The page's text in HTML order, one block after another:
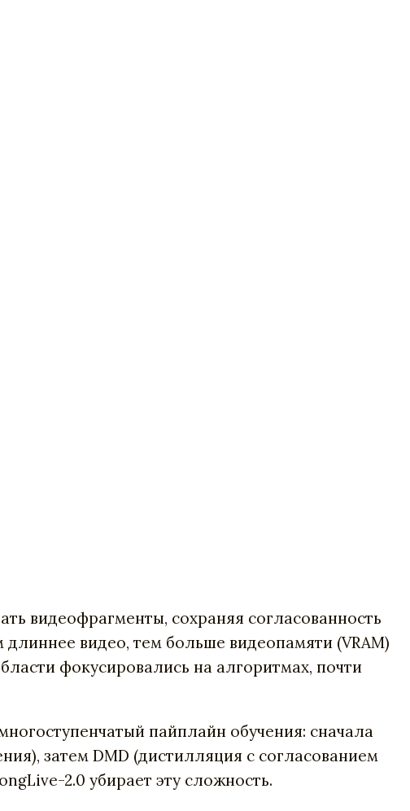
видеофрагменты, сохраняя согласованность
видео, тем больше видеопамяти (VRAM)
фокусировались на алгоритмах, почти
пайплайн обучения: сначала
затем DMD (дистилляция с согласованием
2.0 убирает эту сложность.